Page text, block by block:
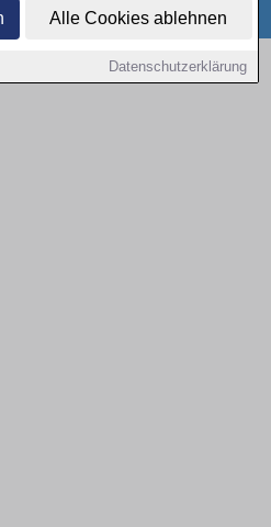
Alle Cookies ablehnen
Datenschutzerklärung
Cookies
GmbH | Content by: 1a-sites-autos